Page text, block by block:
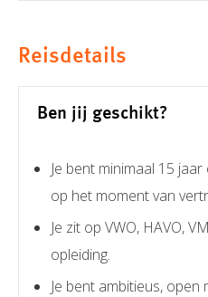
Reisdetails
Ben jij geschikt?
Je bent minimaal 15
op het moment van
Je zit op VWO, HAVO,
opleiding.
Je bent ambitieus,